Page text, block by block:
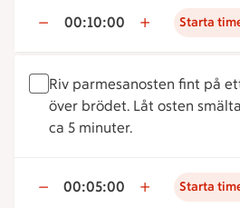
00:10:00 Starta
Riv parmesanosten fint på
över brödet. Låt osten
ca 5 minuter.
00:05:00 Starta